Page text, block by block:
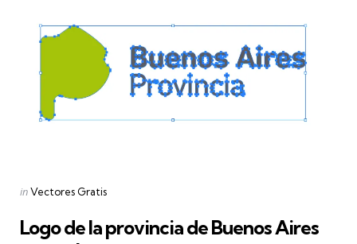
Categories
Posted
inVectores Gratis
Logo de la provincia de Buenos Aires